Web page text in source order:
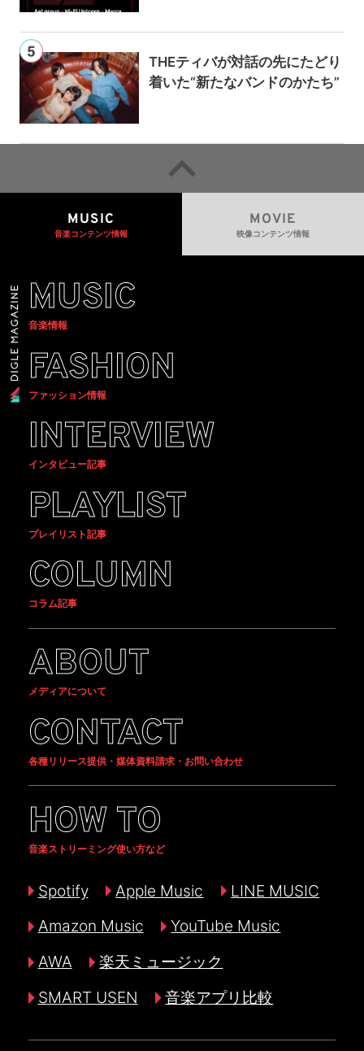
THEティバが対話の先にたどり
着いた“新たなバンドのかたち”
MUSIC
音楽コンテンツ情報
MOVIE
映像コンテンツ情報
MUSIC
音楽情報
FASHION
ファッション情報
INTERVIEW
インタビュー記事
PLAYLIST
プレイリスト記事
COLUMN
コラム記事
ABOUT
メディアについて
CONTACT
各種リリース提供・媒体資料請求・お問い合わせ
HOW TO
音楽ストリーミング使い方など
Spotify Apple Music
LINE MUSIC
Amazon Music
YouTube Music
AWA
楽天ミュージック
SMART USEN
音楽アプリ比較